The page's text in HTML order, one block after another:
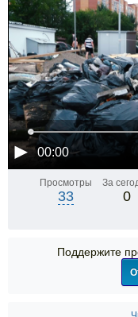
00:00
Просмотры
33
За
0
Поддержите